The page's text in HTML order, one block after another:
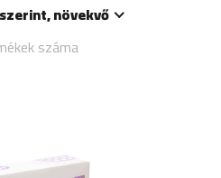
növekvő
száma